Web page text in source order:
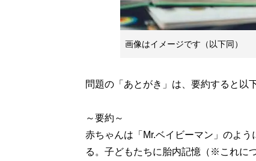
画像はイメージです（以下同）
問題の「あとがき」は、要約すると以
～要約～
赤ちゃんは「Mr.ベイビーマン」のよ
る。子どもたちに胎内記憶（※これに